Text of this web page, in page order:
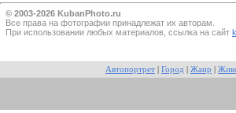
© 2003-2026 KubanPhoto.ru
Все прaва на фотографии принадлежат их авторам.
При использовании любых материалов, ссылка на сайт
Автопортрет Город Жанр